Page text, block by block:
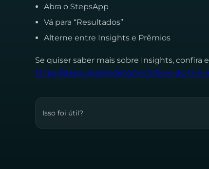
Abra o StepsApp
Vá para “Resultados”
Alterne entre Insights e Prêmios
Se quiser saber mais sobre Insights, confira
https://steps.app/en/blog/tech/how-do-
Isso foi útil?